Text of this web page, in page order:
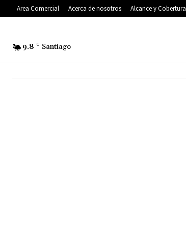
Area Comercial Acerca de nosotros Alcance y Cobertura
9.8 C Santiago